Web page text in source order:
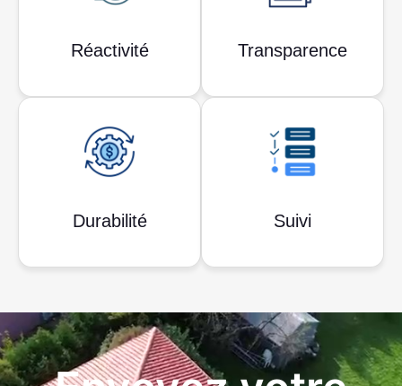
Réactivité Transparence
Durabilité Suivi